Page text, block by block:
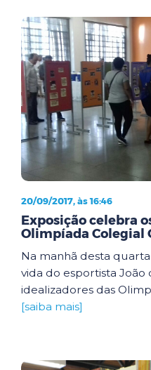
20/09/2017, às 16:46
Exposição celebra
Olimpíada Colegial
Na manhã desta
vida do esportista João
idealizadores das
[saiba mais]